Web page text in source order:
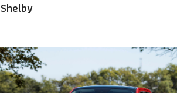
Shelby